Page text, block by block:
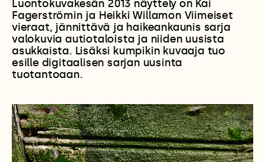
Luontokuvakesän 2013 näyttely on Kai
Fagerströmin ja Heikki Willamon Viimeiset
vieraat, jännittävä ja haikeankaunis sarja
valokuvia autiotaloista ja niiden uusista
asukkaista. Lisäksi kumpikin kuvaaja tuo
esille digitaalisen sarjan uusinta
tuotantoaan.